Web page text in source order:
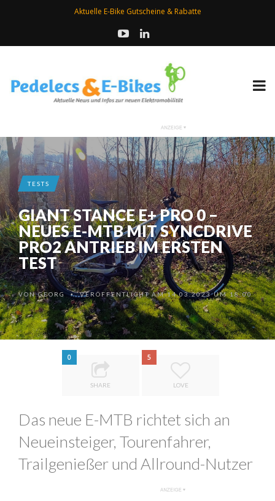
Aktuelle E-Bike Gutscheine & Rabatte
TESTS
GIANT STANCE E+ PRO 0 –
NEUES E-MTB MIT SYNCDRIVE
PRO2 ANTRIEB IM ERSTEN
TEST
VONGEORG •VERÖFFENTLICHT AM 14.03.2023 UM 18:00
0
SHARE
5
LOVE
Das neue E-MTB richtet sich an
Neueinsteiger, Tourenfahrer,
Trailgenießer und Allround-Nutzer